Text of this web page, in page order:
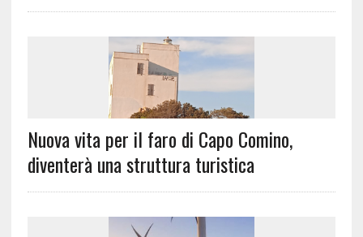
Nuova vita per il faro di Capo Comino,
diventerà una struttura turistica